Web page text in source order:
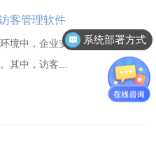
客管理软件
境中，企业安防已成为保障企
其中，访客...
系统部署方式